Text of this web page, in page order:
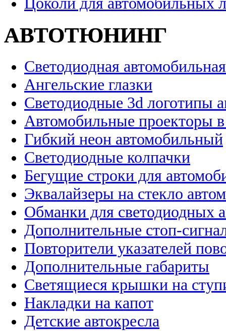
АВТОТЮНИНГ
Светодиодная
Ангельские глазки
Светодиодные 3d логотипы
Автомобильные проекторы
Гибкий неон автомобильный
Светодиодные колпачки
Бегущие строки для
Эквалайзеры на стекло
Обманки для светодиодных
Дополнительные стоп-
Повторители указателей
Дополнительные габариты
Светящиеся крышки на
Накладки на капот
Детские автокресла